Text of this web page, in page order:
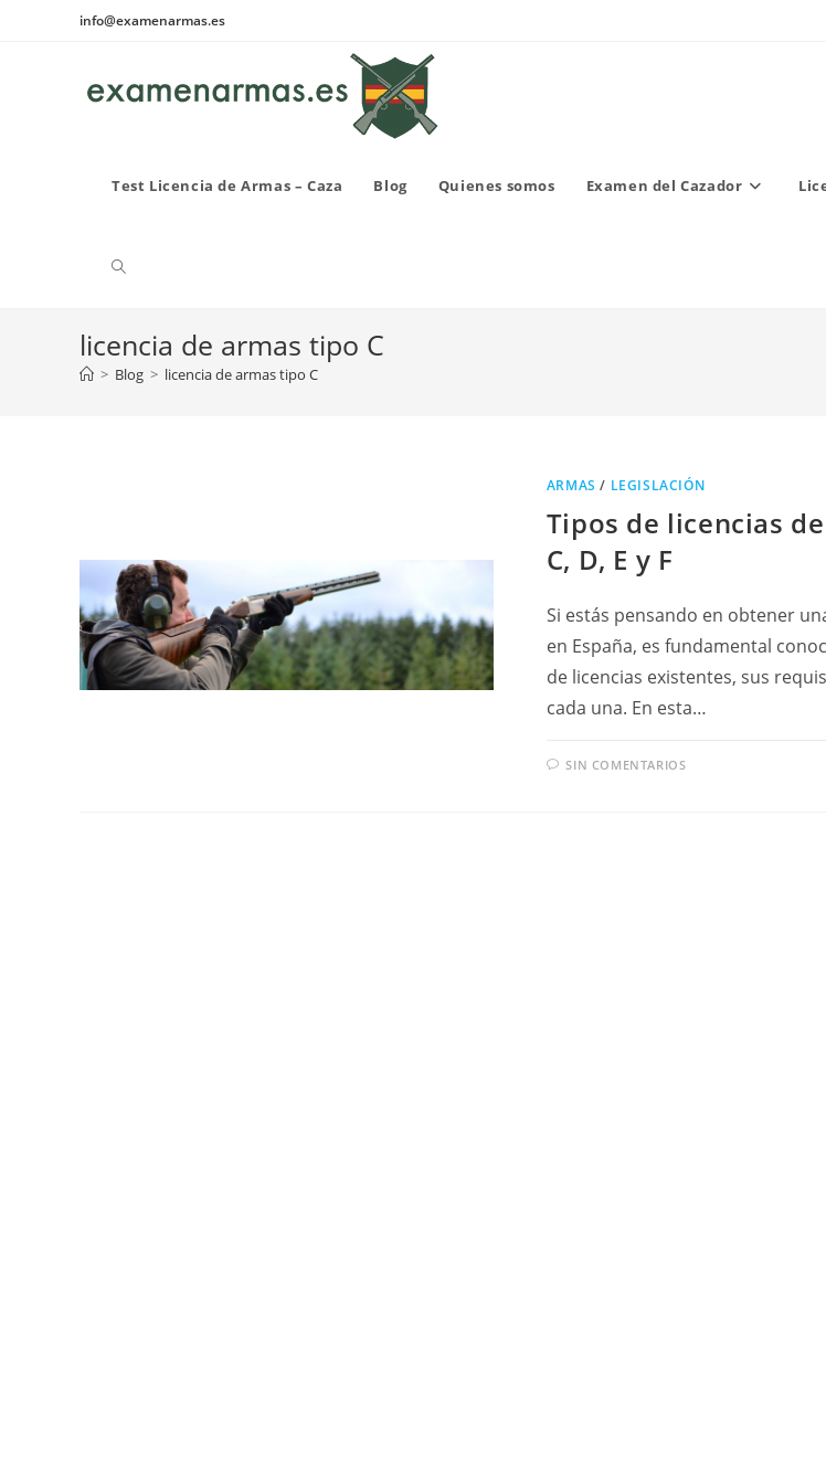
info@examenarmas.es
Test Licencia de Armas – Caza Blog Quienes somos Examen del Cazador
Alternar
búsqueda
web
licencia de armas tipo C
> Blog > licencia de armas tipo C
ARMAS / LEGISLACIÓN
Tipos de licencias
C, D, E y F
Si estás pensando en obtener
en España, es fundamental
de licencias existentes, sus
cada una. En esta…
SIN COMENTARIOS